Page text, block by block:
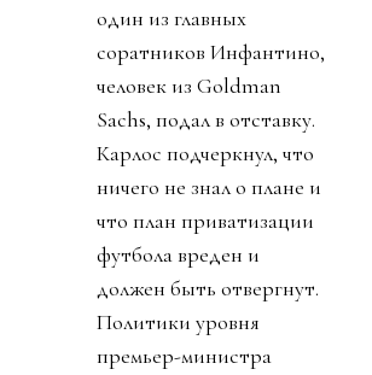
один из главных
соратников Инфантино,
человек из Goldman
Sachs, подал в отставку.
Карлос подчеркнул, что
ничего не знал о плане и
что план приватизации
футбола вреден и
должен быть отвергнут.
Политики уровня
премьер-министра